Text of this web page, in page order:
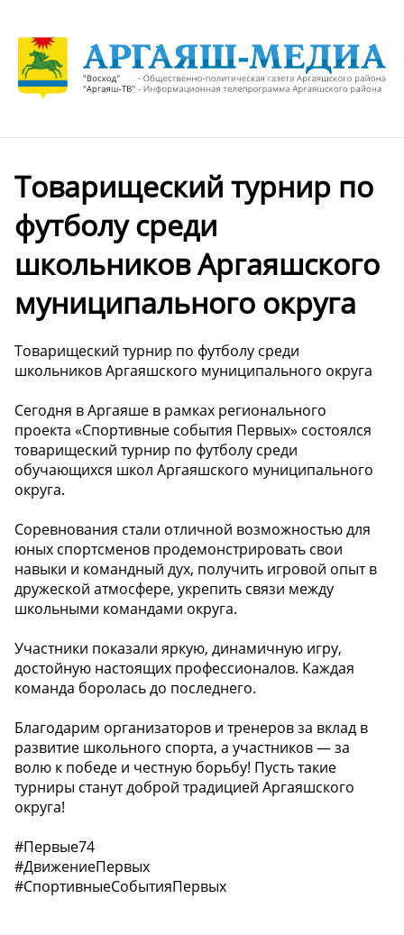
Товарищеский турнир по
футболу среди
школьников Аргаяшского
муниципального округа
Товарищеский турнир по футболу среди
школьников Аргаяшского муниципального округа
Сегодня в Аргаяше в рамках регионального
проекта «Спортивные события Первых» состоялся
товарищеский турнир по футболу среди
обучающихся школ Аргаяшского муниципального
округа.
Соревнования стали отличной возможностью для
юных спортсменов продемонстрировать свои
навыки и командный дух, получить игровой опыт в
дружеской атмосфере, укрепить связи между
школьными командами округа.
Участники показали яркую, динамичную игру,
достойную настоящих профессионалов. Каждая
команда боролась до последнего.
Благодарим организаторов и тренеров за вклад в
развитие школьного спорта, а участников — за
волю к победе и честную борьбу! Пусть такие
турниры станут доброй традицией Аргаяшского
округа!
#Первые74
#ДвижениеПервых
#СпортивныеСобытияПервых